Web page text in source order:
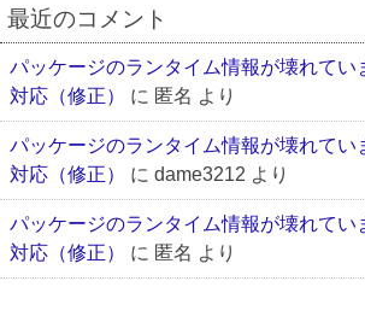
最近のコメント
パッケージのランタイム情報が壊れてい
対応（修正）
に 匿名 より
パッケージのランタイム情報が壊れてい
対応（修正）
に dame3212 より
パッケージのランタイム情報が壊れてい
対応（修正）
に 匿名 より